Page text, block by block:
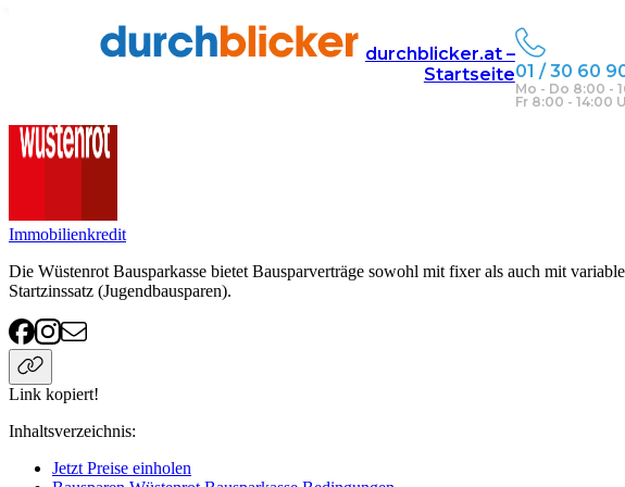
durchblicker.at –
Startseite01 / 30 60
Mo - Do 8:00 -
Fr 8:00 - 14:00
Finanzen bausparen Wüstenrot Bausparkasse
Immobilienkredit
Die Wüstenrot Bausparkasse bietet Bausparverträge sowohl mit fixer als auch mit
Startzinssatz (Jugendbausparen).
Link kopiert!
Inhaltsverzeichnis:
Jetzt Preise einholen